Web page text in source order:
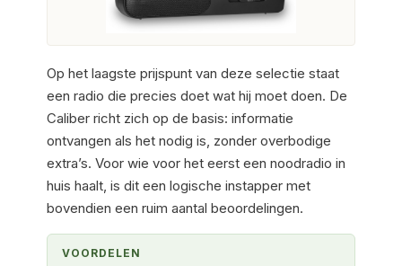
Op het laagste prijspunt van deze selectie staat
een radio die precies doet wat hij moet doen. De
Caliber richt zich op de basis: informatie
ontvangen als het nodig is, zonder overbodige
extra’s. Voor wie voor het eerst een noodradio in
huis haalt, is dit een logische instapper met
bovendien een ruim aantal beoordelingen.
VOORDELEN